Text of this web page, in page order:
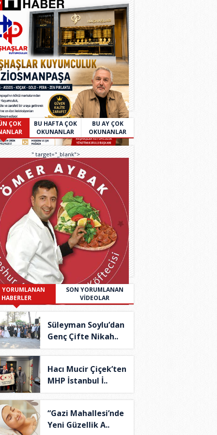
ÇOK
BU HAFTA ÇOK
OKUNANLAR
BU AY ÇOK
OKUNANLAR
" target="_blank">
YORUMLANAN
HABERLER
SON YORUMLANAN
VİDEOLAR
Süleyman Soylu’dan
Genç Çifte Nikah..
Hacı Mucir Çiçek’ten
MHP İstanbul İ..
“Gazi Mahallesi’nde
Yeni Güzellik A..